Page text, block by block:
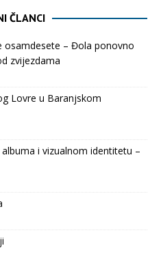
ČLANCI
osamdesete – Đola ponovno
zvijezdama
Lovre u Baranjskom
i vizualnom identitetu –